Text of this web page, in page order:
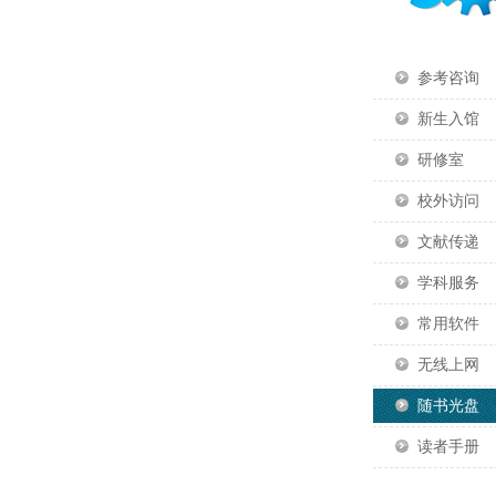
参考咨询
新生入馆
研修室
校外访问
文献传递
学科服务
常用软件
无线上网
随书光盘
读者手册